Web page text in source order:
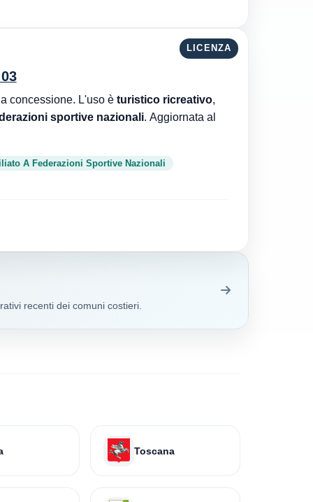
LICENZA
Comune di Nocera Terinese è l'ente che ha rilasciato la concessione. L'uso è turistico ricreativo,
sportive nazionali. Aggiornata al
A Federazioni Sportive Nazionali
recenti dei comuni costieri.
Toscana